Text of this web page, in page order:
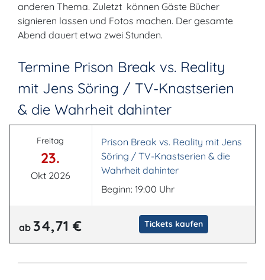
anderen Thema. Zuletzt können Gäste Bücher
signieren lassen und Fotos machen. Der gesamte
Abend dauert etwa zwei Stunden.
Termine Prison Break vs. Reality
mit Jens Söring / TV-Knastserien
& die Wahrheit dahinter
Freitag
23.
Okt 2026
Prison Break vs. Reality mit Jens
Söring / TV-Knastserien & die
Wahrheit dahinter
Beginn: 19:00 Uhr
ab 34,71 € Tickets kaufen